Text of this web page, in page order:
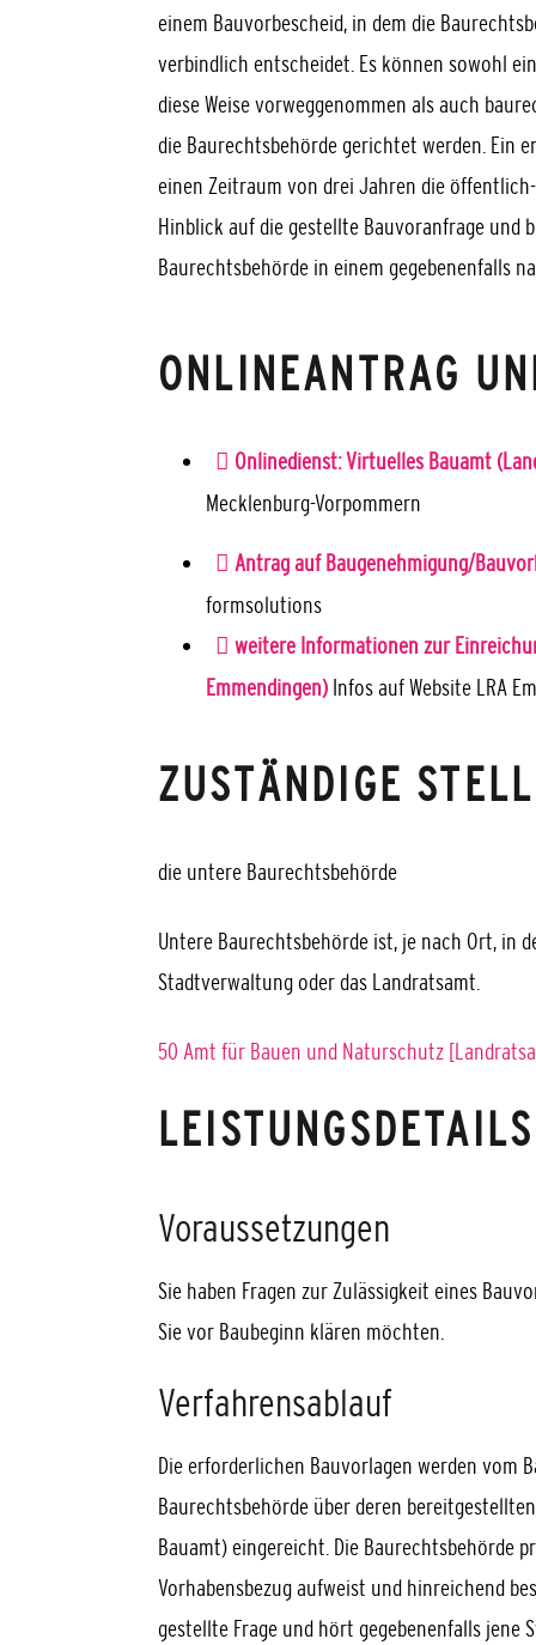
einem Bauvorbescheid, in dem die
verbindlich entscheidet. Es können sowohl
diese Weise vorweggenommen als auch
die Baurechtsbehörde gerichtet werden. Ein
einen Zeitraum von drei Jahren die
Hinblick auf die gestellte Bauvoranfrage und
Baurechtsbehörde in einem gegebenenfalls
ONLINEANTRAG
Onlinedienst: Virtuelles Bauamt
Mecklenburg-Vorpommern
Antrag auf Baugenehmigung/
formsolutions
weitere Informationen zur
Emmendingen) Infos auf Website LRA
ZUSTÄNDIGE
die untere Baurechtsbehörde
Untere Baurechtsbehörde ist, je nach Ort, in
Stadtverwaltung oder das Landratsamt.
50 Amt für Bauen und Naturschutz
LEISTUNGSDETAILS
Voraussetzungen
Sie haben Fragen zur Zulässigkeit eines
Sie vor Baubeginn klären möchten.
Verfahrensablauf
Die erforderlichen Bauvorlagen werden vom
Baurechtsbehörde über deren
Bauamt) eingereicht. Die Baurechtsbehörde
Vorhabensbezug aufweist und hinreichend
gestellte Frage und hört gegebenenfalls jene